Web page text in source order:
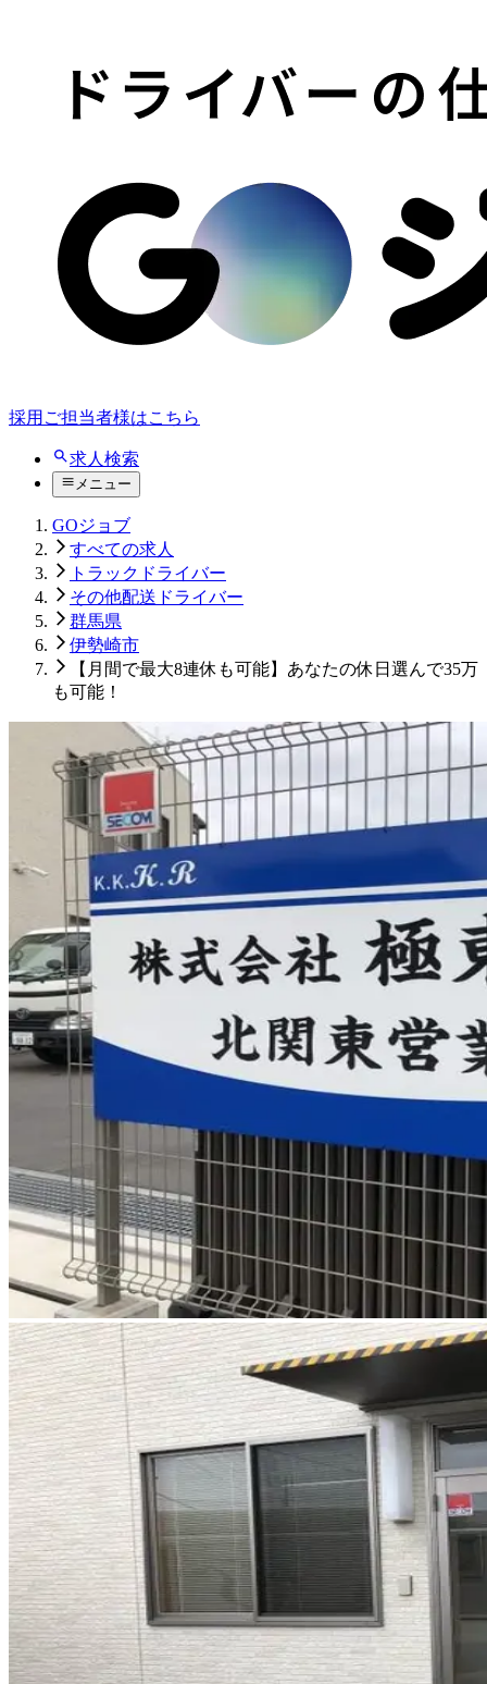
採用ご担当者様はこちら
求人検索
メニュー
GOジョブ
すべての求人
トラックドライバー
その他配送ドライバー
群馬県
伊勢崎市
【月間で最大8連休も可能】あなたの休日選んで35万
も可能！